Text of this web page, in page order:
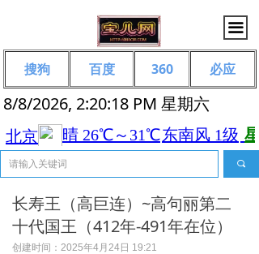
끀
8/8/2026, 2:20:19 PM 星期六
끠
搜狗 百度 360 必应
长寿王（高巨连）~高句丽第二
十代国王（412年-491年在位）
创建时间： 2025年4月24日 19:21